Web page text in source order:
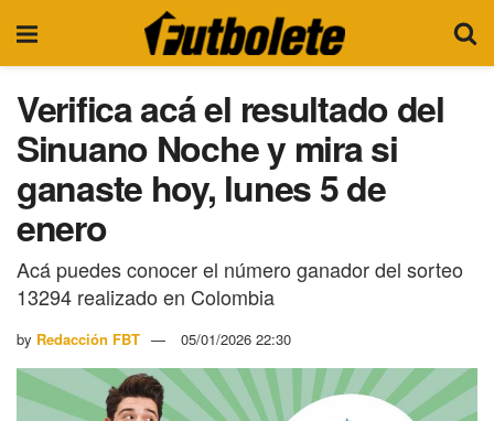
Verifica acá el resultado del
Sinuano Noche y mira si
ganaste hoy, lunes 5 de
enero
Acá puedes conocer el número ganador del sorteo
13294 realizado en Colombia
by Redacción FBT 05/01/2026 22:30